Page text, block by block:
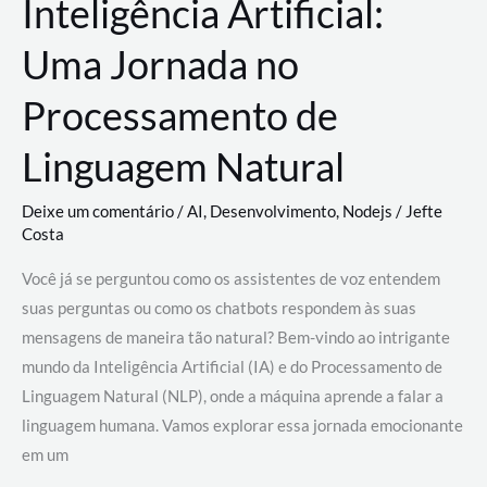
Inteligência Artificial:
Uma Jornada no
Processamento de
Linguagem Natural
Deixe um comentário/AI, Desenvolvimento, Nodejs / Jefte
Costa
Você já se perguntou como os assistentes de voz entendem
suas perguntas ou como os chatbots respondem às suas
mensagens de maneira tão natural? Bem-vindo ao intrigante
mundo da Inteligência Artificial (IA) e do Processamento de
Linguagem Natural (NLP), onde a máquina aprende a falar a
linguagem humana. Vamos explorar essa jornada emocionante
em um